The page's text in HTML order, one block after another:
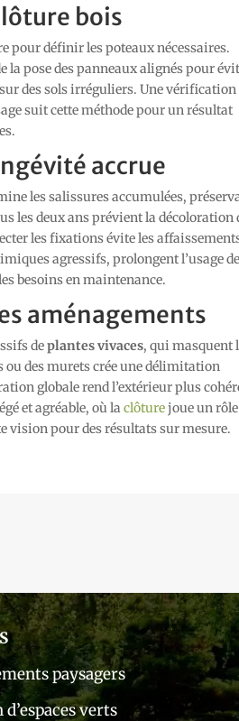
bois
pour définir les poteaux nécessaires.
la pose des panneaux alignés pour
des sols irréguliers. Une vérification
suit cette méthode pour un résultat
accrue
les salissures accumulées,
les deux ans prévient la décoloration
les fixations évite les
agressifs, prolongent l’usage
besoins en maintenance.
aménagements
deplantes vivaces, qui masquent
ou des murets crée une délimitation
globale rend l’extérieur plus
et agréable, où laclôturejoue un rôle
vision pour des résultats sur mesure.
paysagers
verts